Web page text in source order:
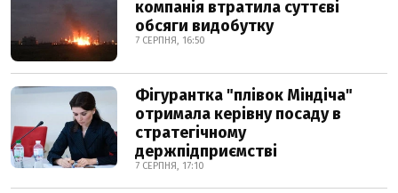
компанія втратила суттєві
обсяги видобутку
7 СЕРПНЯ, 16:50
Фігурантка "плівок Міндіча"
отримала керівну посаду в
стратегічному
держпідприємстві
7 СЕРПНЯ, 17:10